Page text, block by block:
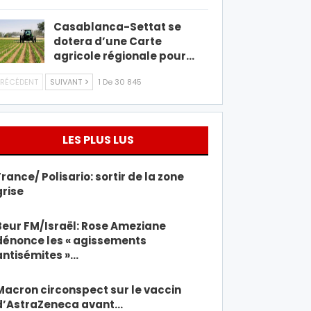
Casablanca-Settat se
dotera d’une Carte
agricole régionale pour…
SUIVANT 1 De 30 845
LES PLUS LUS
Polisario: sortir de la zone
FM/Israël: Rose Ameziane
les « agissements
»…
circonspect sur le vaccin
avant…